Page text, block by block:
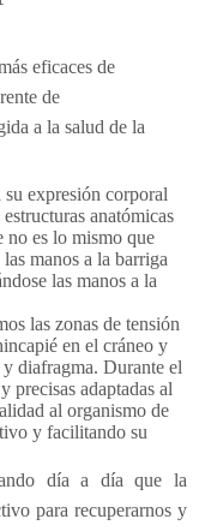
eficaces de
de
a la salud de la
su expresión corporal
anatómicas
no es lo mismo que
manos a la barriga
las manos a la
las zonas de tensión
en el cráneo y
diafragma. Durante el
precisas adaptadas al
al organismo de
y facilitando su
día a día que la
para recuperarnos y